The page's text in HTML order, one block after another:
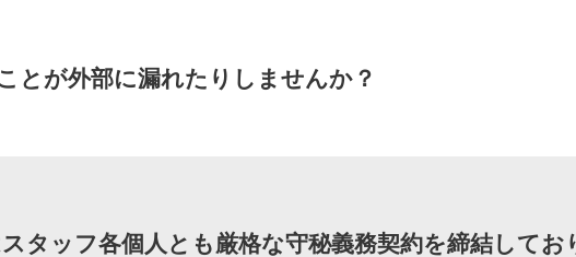
とが外部に漏れたりしませんか？
タッフ各個人とも厳格な守秘義務契約を締結してお